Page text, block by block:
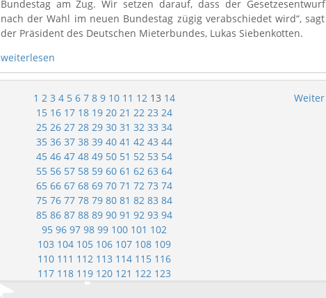
Bundestag am Zug. Wir setzen darauf, dass der Gesetzesentwurf
nach der Wahl im neuen Bundestag zügig verabschiedet wird“, sagt
der Präsident des Deutschen Mieterbundes, Lukas Siebenkotten.
weiterlesen
1 2 3 4 5 6 7 8 9 10 11 1213 14
15 16 17 18 19 20 21 22 23 24
25 26 27 28 29 30 31 32 33 34
35 36 37 38 39 40 41 42 43 44
45 46 47 48 49 50 51 52 53 54
55 56 57 58 59 60 61 62 63 64
65 66 67 68 69 70 71 72 73 74
75 76 77 78 79 80 81 82 83 84
85 86 87 88 89 90 91 92 93 94
95 96 97 98 99 100 101 102
103 104 105 106 107 108 109
110 111 112 113 114 115 116
117 118 119 120 121 122 123
Weiter